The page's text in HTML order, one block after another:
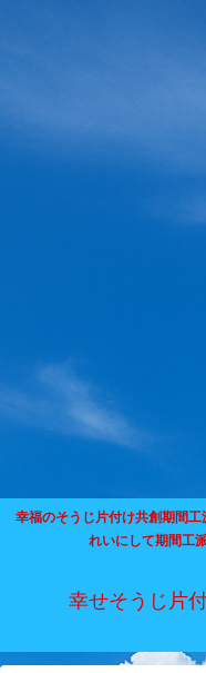
幸福のそうじ片付け共創期間
れいにして期間工
幸せそうじ片